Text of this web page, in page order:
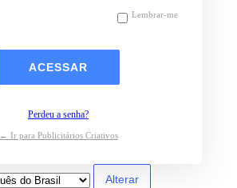
Lembrar-me
Perdeu a senha?
← Ir para Publicitários Criativos